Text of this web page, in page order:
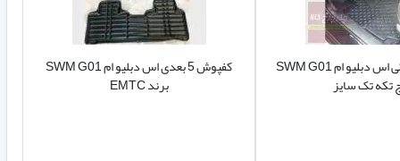
کفپوش 5 بعدی اس دبلیو ام SWM G01
برند EMTC
کفپوش لاستیکی اس دبلیو ام SWM G01
تکه تک سایز